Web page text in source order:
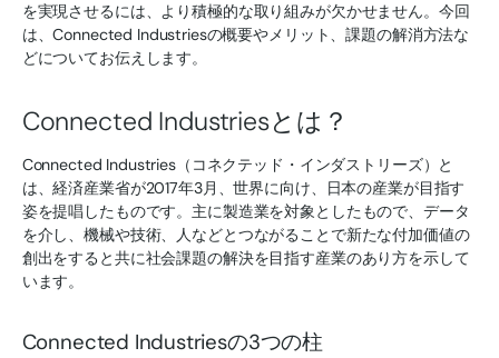
を実現させるには、より積極的な取り組みが欠かせません。今回
は、Connected Industriesの概要やメリット、課題の解消方法な
どについてお伝えします。
Connected Industriesとは？
Connected Industries（コネクテッド・インダストリーズ）と
は、経済産業省が2017年3月、世界に向け、日本の産業が目指す
姿を提唱したものです。主に製造業を対象としたもので、データ
を介し、機械や技術、人などとつながることで新たな付加価値の
創出をすると共に社会課題の解決を目指す産業のあり方を示して
います。
Connected Industriesの3つの柱